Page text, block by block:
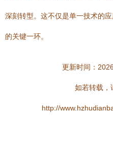
深刻转型。这不仅是单一技术的
的关键一环。
更新时间：
如若转载，
http://